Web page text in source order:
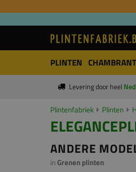
PLINTEN
Levering door heel
Plintenfabriek Plinten
ANDERE
in Grenen plinten